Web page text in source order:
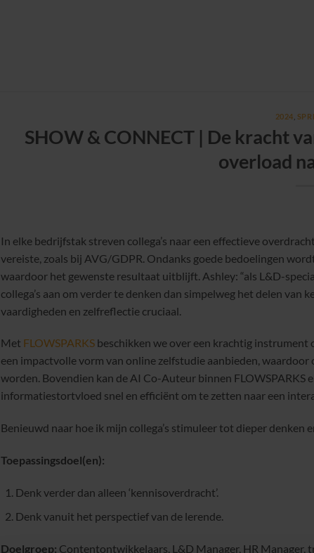
2024
SHOW & CONNECT | De kracht
overload
In elke bedrijfstak streven collega’s naar een effectieve
vereiste, zoals bij AVG/GDPR. Ondanks goede bedoelingen
waardoor het gewenste resultaat uitblijft. Ashley: “als L&D-
collega’s aan om verder te denken dan simpelweg het delen
vaardigheden en zelfreflectie cruciaal.
Met FLOWSPARKS beschikken we over een krachtig instrument
een impactvolle vorm van online zelfstudie aanbieden,
worden. Bovendien kan de AI Co-Auteur binnen
informatiestortvloed snel en efficiënt om te zetten naar een
Benieuwd naar hoe ik mijn collega’s stimuleer tot dieper denken
Toepassingsdoel(en):
Denk verder dan alleen ‘kennisoverdracht’.
Denk vanuit het perspectief van de lerende.
Doelgroep: Contentontwikkelaars, L&D Manager, HR Manager,